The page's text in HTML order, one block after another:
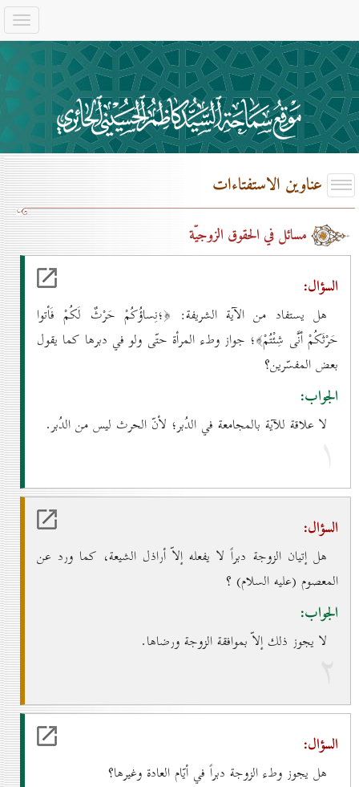
عناوين الاستفتاءات
مسائل في الحقوق الزوجيّة
السؤال:
هل يستفاد من الآية الشريفة: ﴿؛نِساؤُكُمْ حَرْثٌ لَكُمْ فَأتوا
حَرْثَكُمْ أنَّى شِئْتُمْ﴾؛ جواز وطء المرأة حتّى ولو في دبرها كما يقول
بعض المفسّرين؟
الجواب:
لا علاقة للآية بالمجامعة في الدُبر؛ لأنّ الحرث ليس من الدُبر.
۱
السؤال:
هل إتيان الزوجة دبراً لا يفعله إلاّ أراذل الشيعة، كما ورد عن
المعصوم (عليه السلام) ؟
الجواب:
لا يجوز ذلك إلاّ بموافقة الزوجة ورضاها.
۲
السؤال:
هل يجوز وطء الزوجة دبراً في أيّام العادة وغيرها؟